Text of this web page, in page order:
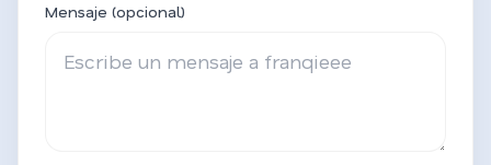
Mensaje (opcional)